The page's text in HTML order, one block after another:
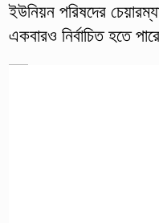
ইউনিয়ন পরিষদের
একবারও নির্বাচিত হতে